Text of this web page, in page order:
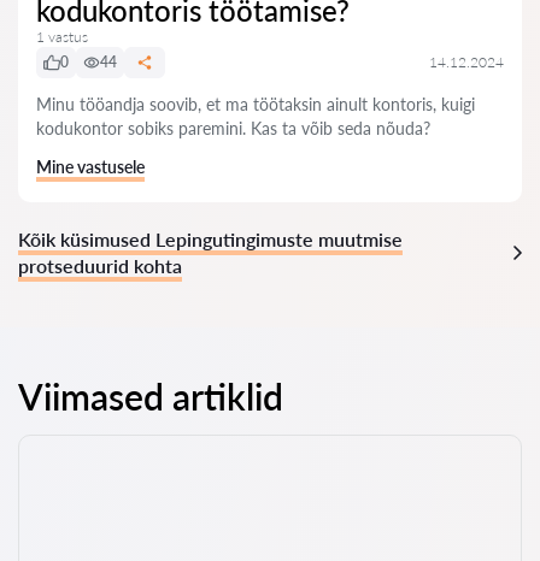
kodukontoris töötamise?
1 vastus
0
44 14.12.2024
Minu tööandja soovib, et ma töötaksin ainult kontoris, kuigi
kodukontor sobiks paremini. Kas ta võib seda nõuda?
Mine vastusele
Kõik küsimused Lepingutingimuste muutmise
protseduurid kohta
Viimased artiklid